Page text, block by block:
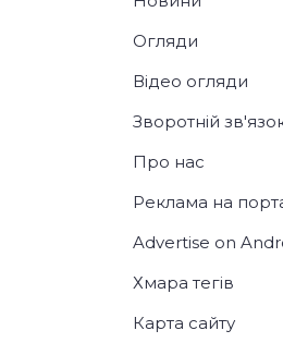
Огляди
Відео огляди
Зворотній
Про нас
Реклама на
Advertise on
Хмара тегів
Карта сайту